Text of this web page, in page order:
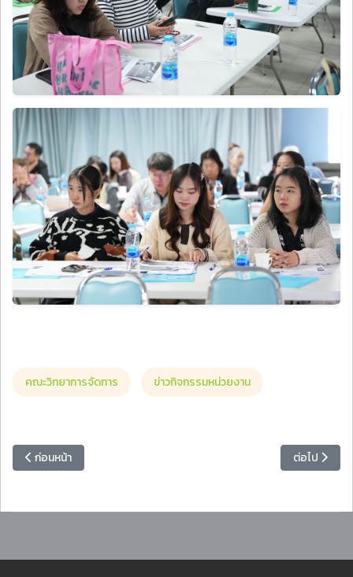
คณะวิทยาการจัดการ ข่าวกิจกรรมหน่วยงาน
เนื้อหาก่อนหน้า: การประชุมคณะกรรมการบริหารกองทุนพนักงานมหาวิทย
ก่อนหน้า เนื้อหาถัดไ
ต่อไป